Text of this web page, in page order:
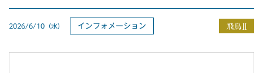
2026/6/10（水） インフォメーション